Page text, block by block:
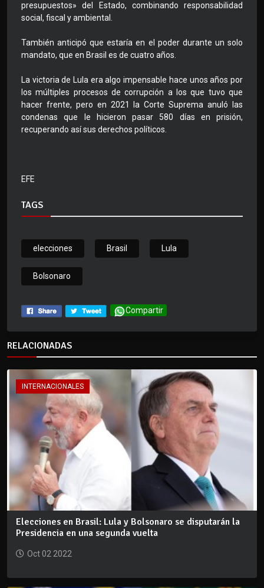
presupuestos» del Estado, combinando responsabilidad
social, fiscal y ambiental.
También anticipó que estaría en el poder durante un solo
mandato, que en Brasil es de cuatro años.
La victoria de Lula era algo impensable hace unos años por
los múltiples procesos de corrupción a los que tuvo que
hacer frente, pero en 2021 la Corte Suprema anuló las
condenas que le hicieron pasar 580 días en prisión,
recuperando así sus derechos políticos.
EFE
TAGS
elecciones Brasil Lula
Bolsonaro
Compartir
RELACIONADAS
INTERNACIONALES
Elecciones en Brasil: Lula y Bolsonaro se disputarán la
Presidencia en una segunda vuelta
Oct 02 2022